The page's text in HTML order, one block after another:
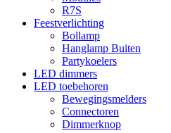
R7S
Feestverlichting
Bollamp
Hanglamp Buiten
Partykoelers
LED dimmers
LED toebehoren
Bewegingsmelders
Connectoren
Dimmerknop